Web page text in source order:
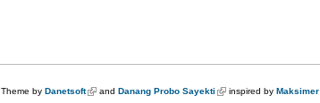
Theme by Danetsoft(link is external)
and Danang Probo Sayekti (link is external)
inspired by Maksimer